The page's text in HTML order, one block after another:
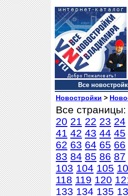
Все
Новостройки >
Все страницы:
20 21 22 23 24
41 42 43 44 45
62 63 64 65 66
83 84 85 86 87
103 104 105
118 119 120
133 134 135